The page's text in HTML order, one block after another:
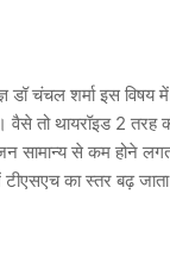
चंचल शर्मा इस विषय
तो थायरॉइड 2 तरह
सामान्य से कम होने
में टीएसएच का स्तर